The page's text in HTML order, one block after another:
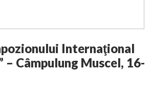
Internaţional
Câmpulung Muscel, 16-